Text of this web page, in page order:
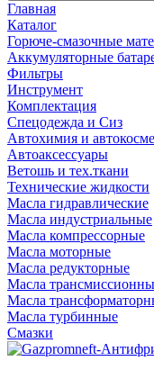
Главная
Каталог
Горюче-смазочные
Аккумуляторные
Фильтры
Инструмент
Комплектация
Спецодежда и Сиз
Автохимия и
Автоаксессуары
Ветошь и тех.ткани
Технические жидкости
Масла гидравлические
Масла индустриальные
Масла компрессорные
Масла моторные
Масла редукторные
Масла
Масла
Масла турбинные
Смазки